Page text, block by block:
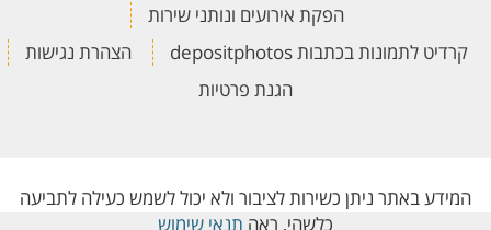
הפקת אירועים ונותני שירות
קרדיט לתמונות בכתבות depositphotos
הצהרת נגישות
הגנת פרטיות
המידע באתר ניתן כשירות לציבור ולא יכול לשמש כעילה לתביעה
כלשהי, ראה תנאי שימוש